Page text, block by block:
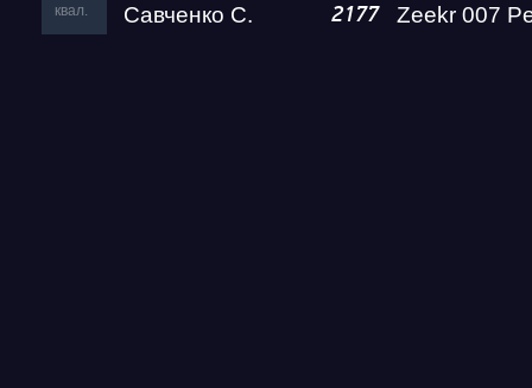
квал. Савченко С. 2177